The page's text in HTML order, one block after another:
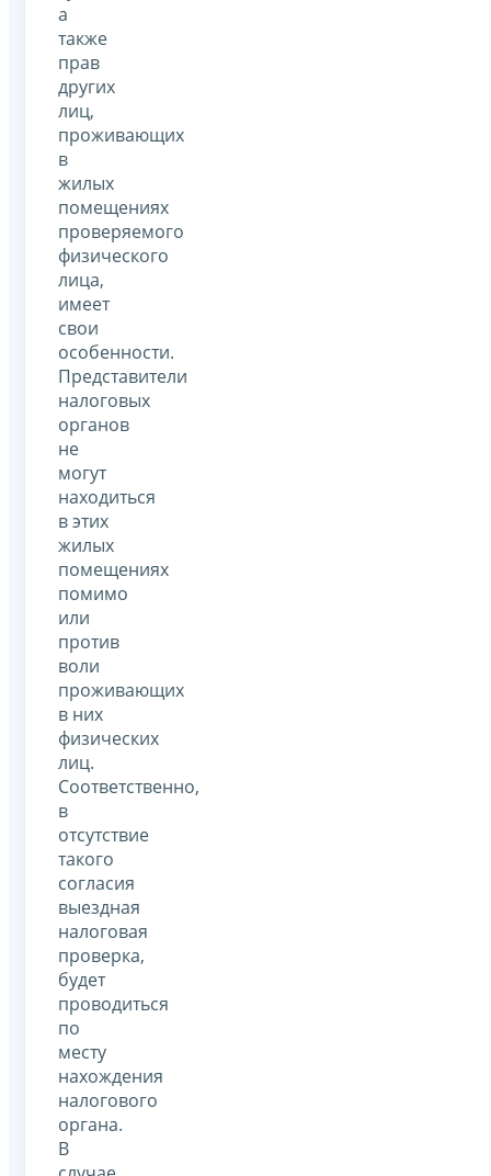
а
также
прав
других
лиц,
проживающих
в
жилых
помещениях
проверяемого
физического
лица,
имеет
свои
особенности.
Представители
налоговых
органов
не
могут
находиться
в этих
жилых
помещениях
помимо
или
против
воли
проживающих
в них
физических
лиц.
Соответственно,
в
отсутствие
такого
согласия
выездная
налоговая
проверка,
будет
проводиться
по
месту
нахождения
налогового
органа.
В